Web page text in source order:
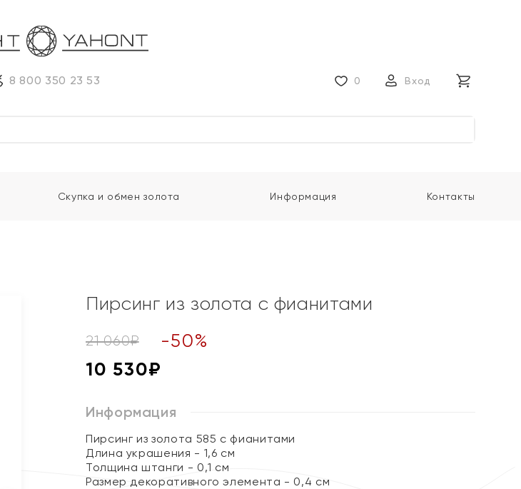
8 800 350 23 53 0 Вход
Скупка и обмен золота Информация Контакты
Пирсинг из золота с фианитами
21 060₽ -50%
10 530₽
Информация
Пирсинг из золота 585 с фианитами
Длина украшения - 1,6 см
Толщина штанги - 0,1 см
Размер декоративного элемента - 0,4 см